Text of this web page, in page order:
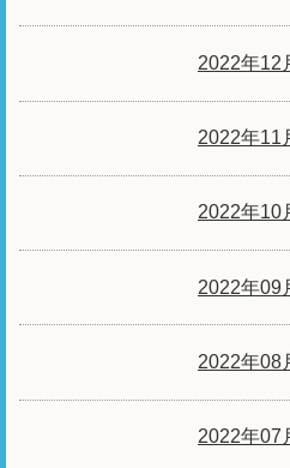
2022年12
2022年11
2022年10
2022年09
2022年08
2022年07